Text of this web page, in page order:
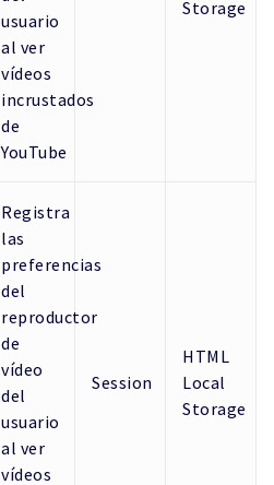
usuario
al ver
vídeos
incrustados
de
YouTube
Storage
Registra
las
preferencias
del
reproductor
de
vídeo
del
usuario
al ver
vídeos
Session
HTML
Local
Storage